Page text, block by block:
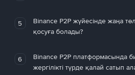
5
Binance P2P жүйесінде жаңа
қосуға болады?
6
Binance P2P платформасында
жергілікті түрде қалай сатып